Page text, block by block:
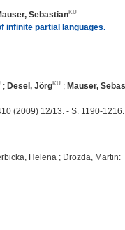
Sebastian
:
infinite partial languages.
; Desel, Jörg ; Mauser,
(2009) 12/13. - S. 1190-1216.
Helena ; Drozda, Martin: